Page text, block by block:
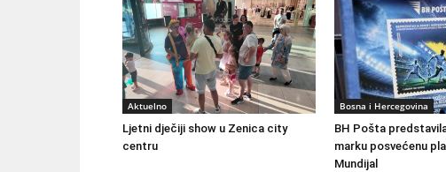
Aktuelno
Ljetni dječiji show u Zenica city
centru
Bosna i Hercegovina
BH Pošta
marku posvećenu
Mundijal